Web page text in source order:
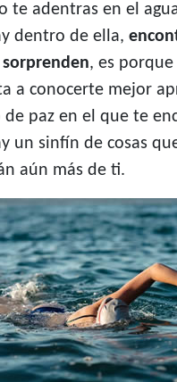
te adentras en el
dentro de ella,
, es
a conocerte mejor
de paz en el que te
un sinfín de cosas
aún más de ti.